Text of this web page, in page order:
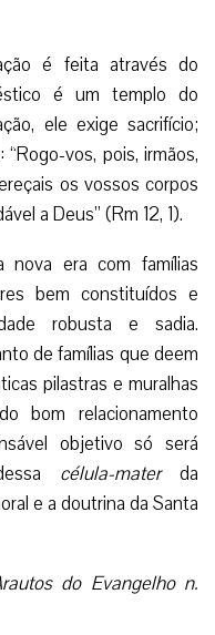
é feita através do
é um templo do
ele exige sacrifício;
vos, pois, irmãos,
os vossos corpos
a Deus” (Rm 12, 1).
era com famílias
bem constituídos e
robusta e sadia.
de famílias que deem
pilastras e muralhas
bom relacionamento
objetivo só será
célula-materda
e a doutrina da Santa
do Evangelho n.